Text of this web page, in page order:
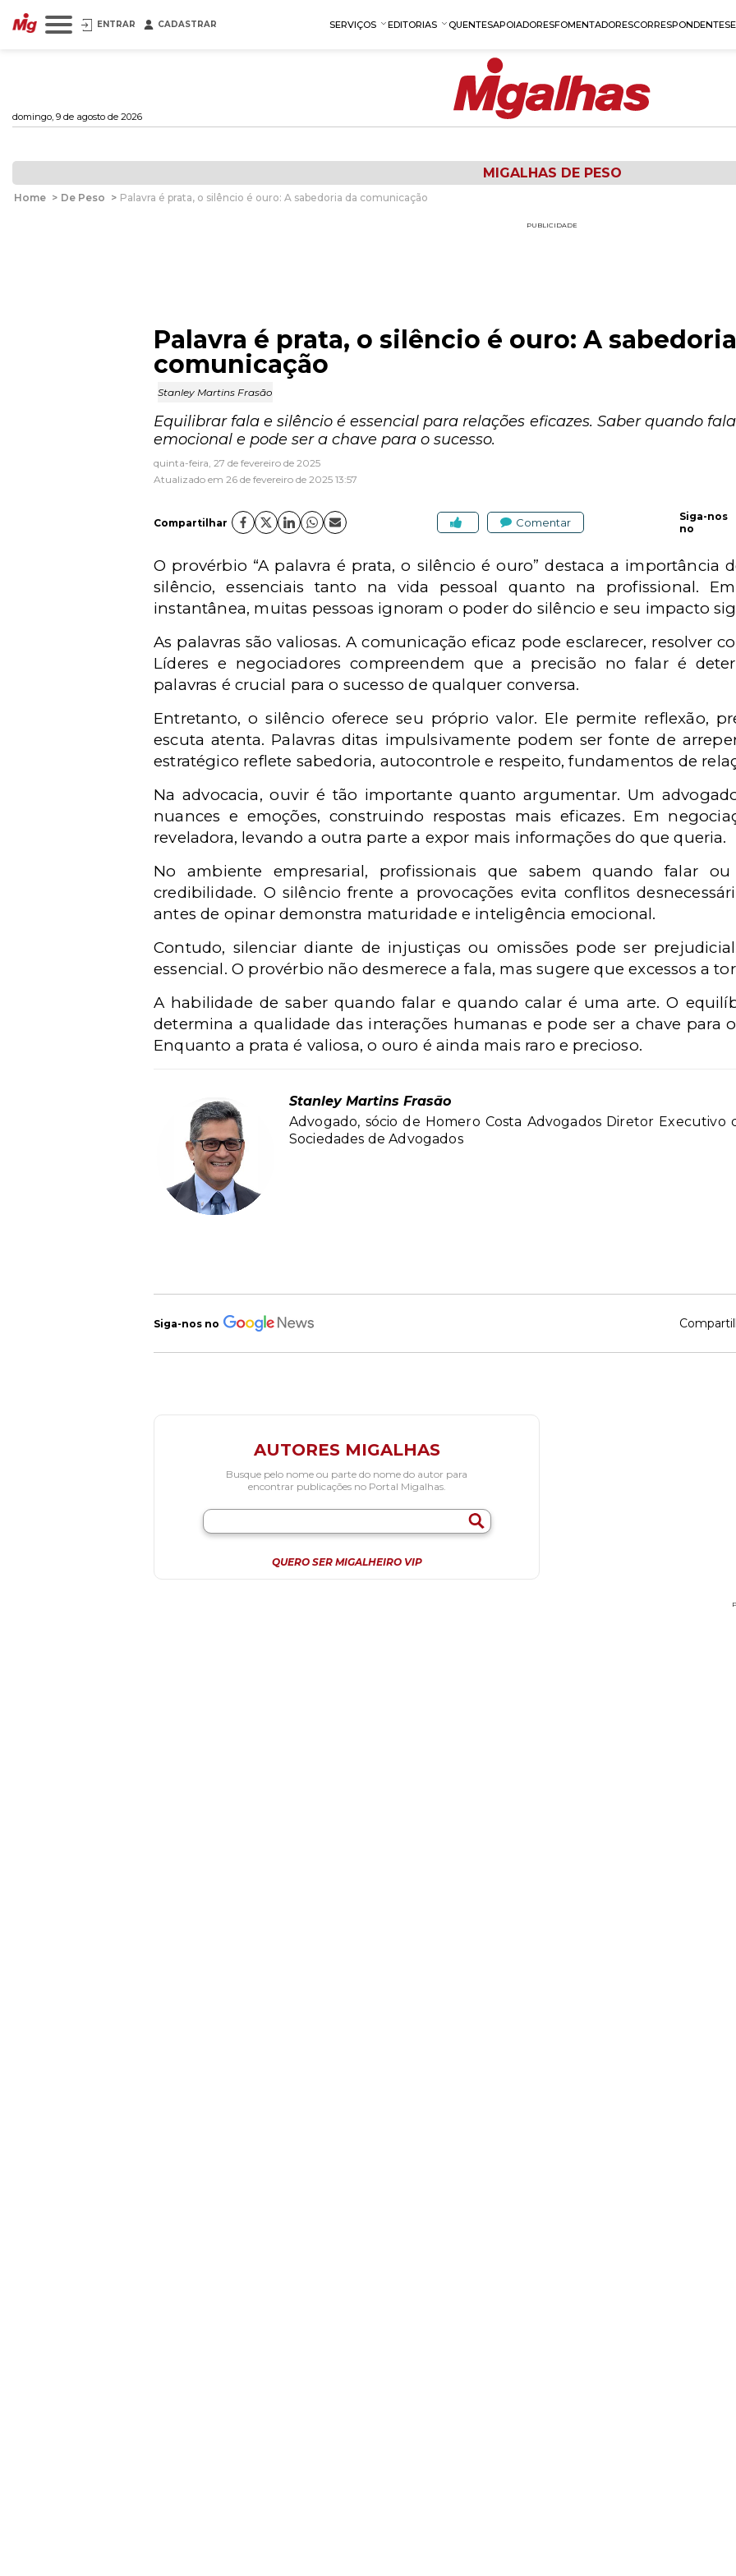
ENTRAR CADASTRAR SERVIÇOS EDITORIAS QUENTESAPOIADORESFOMENTADORESCORRESPONDENTES
domingo, 9 de agosto de 2026
MIGALHAS DE PESO
Home > De Peso > Palavra é prata, o silêncio é ouro: A sabedoria da comunicação
PUBLICIDADE
Palavra é prata, o silêncio é ouro: A
comunicação
Stanley Martins Frasão
Equilibrar fala e silêncio é essencial para relações eficazes. Saber quando
emocional e pode ser a chave para o sucesso.
quinta-feira, 27 de fevereiro de 2025
Atualizado em 26 de fevereiro de 2025 13:57
Compartilhar Comentar
Siga-nos
no
O provérbio “A palavra é prata, o silêncio é ouro” destaca a importância
silêncio, essenciais tanto na vida pessoal quanto na profissional.
instantânea, muitas pessoas ignoram o poder do silêncio e seu impacto
As palavras são valiosas. A comunicação eficaz pode esclarecer, resolver
Líderes e negociadores compreendem que a precisão no falar é
palavras é crucial para o sucesso de qualquer conversa.
Entretanto, o silêncio oferece seu próprio valor. Ele permite reflexão,
escuta atenta. Palavras ditas impulsivamente podem ser fonte de
estratégico reflete sabedoria, autocontrole e respeito, fundamentos de
Na advocacia, ouvir é tão importante quanto argumentar. Um
nuances e emoções, construindo respostas mais eficazes. Em
reveladora, levando a outra parte a expor mais informações do que queria.
No ambiente empresarial, profissionais que sabem quando falar
credibilidade. O silêncio frente a provocações evita conflitos
antes de opinar demonstra maturidade e inteligência emocional.
Contudo, silenciar diante de injustiças ou omissões pode ser
essencial. O provérbio não desmerece a fala, mas sugere que excessos a
A habilidade de saber quando falar e quando calar é uma arte. O
determina a qualidade das interações humanas e pode ser a chave para
Enquanto a prata é valiosa, o ouro é ainda mais raro e precioso.
Stanley Martins Frasão
Advogado, sócio de Homero Costa Advogados Diretor Executivo
Sociedades de Advogados
Siga-nos no
AUTORES MIGALHAS
Busque pelo nome ou parte do nome do autor para
encontrar publicações no Portal Migalhas.
QUERO SER MIGALHEIRO VIP